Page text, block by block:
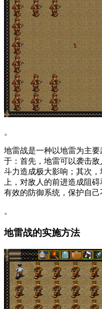
。
地雷战是一种以地雷为主
于：首先，地雷可以袭击
斗力造成极大影响；其次
上，对敌人的前进造成阻
有效的防御系统，保护自己
。
地雷战的实施方法